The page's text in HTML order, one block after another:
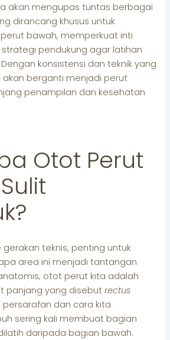
akan mengupas tuntas berbagai
dirancang khusus untuk
bawah, memperkuat inti
strategi pendukung agar latihan
konsistensi dan teknik yang
berganti menjadi perut
penampilan dan kesehatan
Otot Perut
gerakan teknis, penting untuk
area ini menjadi tantangan
otot perut kita adalah
panjang yang disebutrectus
persarafan dan cara kita
sering kali membuat bagian
daripada bagian bawah.